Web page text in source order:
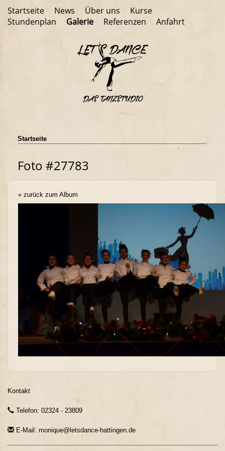
Startseite News Über uns
Kurse
Stundenplan
Galerie Referenzen Anfahrt
Startseite
Foto #27783
« zurück zum Album
Kontakt
Telefon: 02324 - 23809
E-Mail: monique@letsdance-hattingen.de